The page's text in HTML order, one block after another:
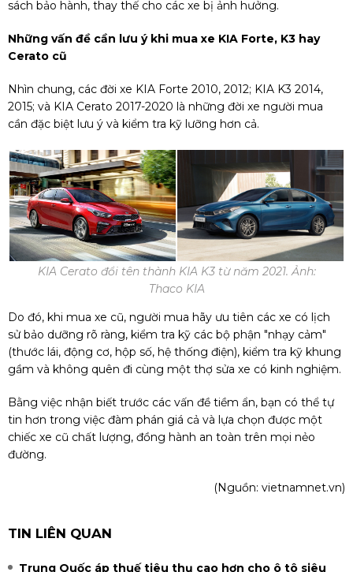
sách bảo hành, thay thế cho các xe bị ảnh hưởng.
Những vấn đề cần lưu ý khi mua xe KIA Forte, K3 hay
Cerato cũ
Nhìn chung, các đời xe KIA Forte 2010, 2012; KIA K3 2014,
2015; và KIA Cerato 2017-2020 là những đời xe người mua
cần đặc biệt lưu ý và kiểm tra kỹ lưỡng hơn cả.
KIA Cerato đổi tên thành KIA K3 từ năm 2021. Ảnh:
Thaco KIA
Do đó, khi mua xe cũ, người mua hãy ưu tiên các xe có lịch
sử bảo dưỡng rõ ràng, kiểm tra kỹ các bộ phận "nhạy cảm"
(thước lái, động cơ, hộp số, hệ thống điện), kiểm tra kỹ khung
gầm và không quên đi cùng một thợ sửa xe có kinh nghiệm.
Bằng việc nhận biết trước các vấn đề tiềm ẩn, bạn có thể tự
tin hơn trong việc đàm phán giá cả và lựa chọn được một
chiếc xe cũ chất lượng, đồng hành an toàn trên mọi nẻo
đường.
(Nguồn: vietnamnet.vn)
TIN LIÊN QUAN
Trung Quốc áp thuế tiêu thụ cao hơn cho ô tô siêu